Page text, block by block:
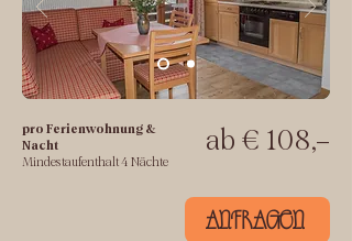
ab € 108,–
pro Ferienwohnung &
Nacht
Mindestaufenthalt 4 Nächte
ANFRAGEN